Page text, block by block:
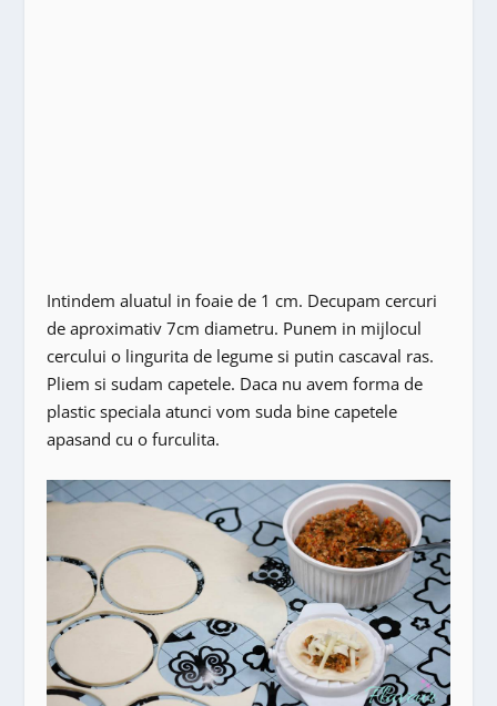
Intindem aluatul in foaie de 1 cm. Decupam cercuri
de aproximativ 7cm diametru. Punem in mijlocul
cercului o lingurita de legume si putin cascaval ras.
Pliem si sudam capetele. Daca nu avem forma de
plastic speciala atunci vom suda bine capetele
apasand cu o furculita.